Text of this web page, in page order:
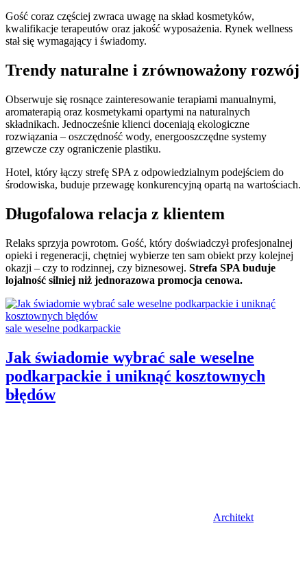
Gość coraz częściej zwraca uwagę na skład kosmetyków,
kwalifikacje terapeutów oraz jakość wyposażenia. Rynek wellness
stał się wymagający i świadomy.
Trendy naturalne i zrównoważony rozwój
Obserwuje się rosnące zainteresowanie terapiami manualnymi,
aromaterapią oraz kosmetykami opartymi na naturalnych
składnikach. Jednocześnie klienci doceniają ekologiczne
rozwiązania – oszczędność wody, energooszczędne systemy
grzewcze czy ograniczenie plastiku.
Hotel, który łączy strefę SPA z odpowiedzialnym podejściem do
środowiska, buduje przewagę konkurencyjną opartą na wartościach.
Długofalowa relacja z klientem
Relaks sprzyja powrotom. Gość, który doświadczył profesjonalnej
opieki i regeneracji, chętniej wybierze ten sam obiekt przy kolejnej
okazji – czy to rodzinnej, czy biznesowej. Strefa SPA buduje
lojalność silniej niż jednorazowa promocja cenowa.
Categories:
sale weselne podkarpackie
Jak świadomie wybrać sale weselne
podkarpackie i uniknąć kosztownych
błędów
Architekt